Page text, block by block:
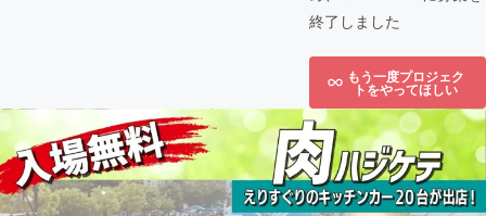
終了しました
もう一度プロジェク
トをやってほしい